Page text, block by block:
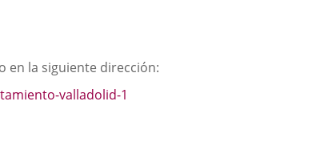
en la siguiente dirección:
valladolid-1